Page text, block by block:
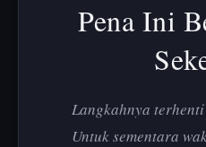
Pena Ini
Langkahnya
Untuk sementara